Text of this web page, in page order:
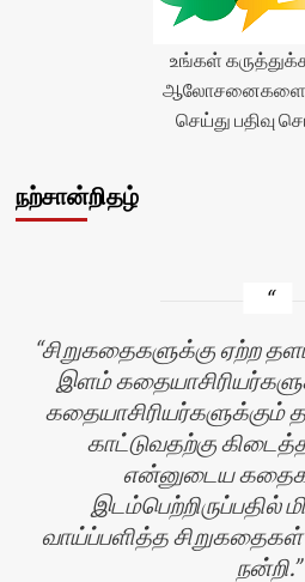
உங்கள்
செய்து பதிவு
நற்சான்றிதழ்
சிறுகதைகளுக்கு ஏற்ற
இளம்
காட்டுவதற்கு
என்னுடைய
இடம்பெற்றிருப்பதில்
வாய்ப்பளித்த சிறுகதைகள்
நன்றி.